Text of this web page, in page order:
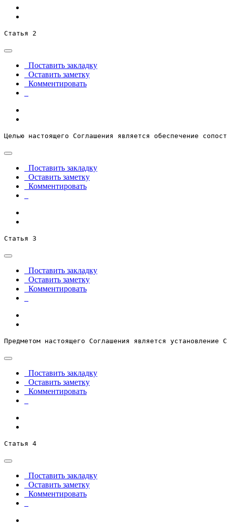
Статья 2
Поставить закладку
Оставить заметку
Комментировать
Целью настоящего Соглашения является обеспечение
Поставить закладку
Оставить заметку
Комментировать
Статья 3
Поставить закладку
Оставить заметку
Комментировать
Предметом настоящего Соглашения является
Поставить закладку
Оставить заметку
Комментировать
Статья 4
Поставить закладку
Оставить заметку
Комментировать